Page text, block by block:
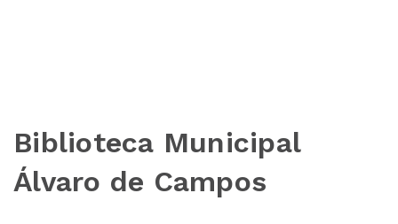
Biblioteca Municipal
Álvaro de Campos